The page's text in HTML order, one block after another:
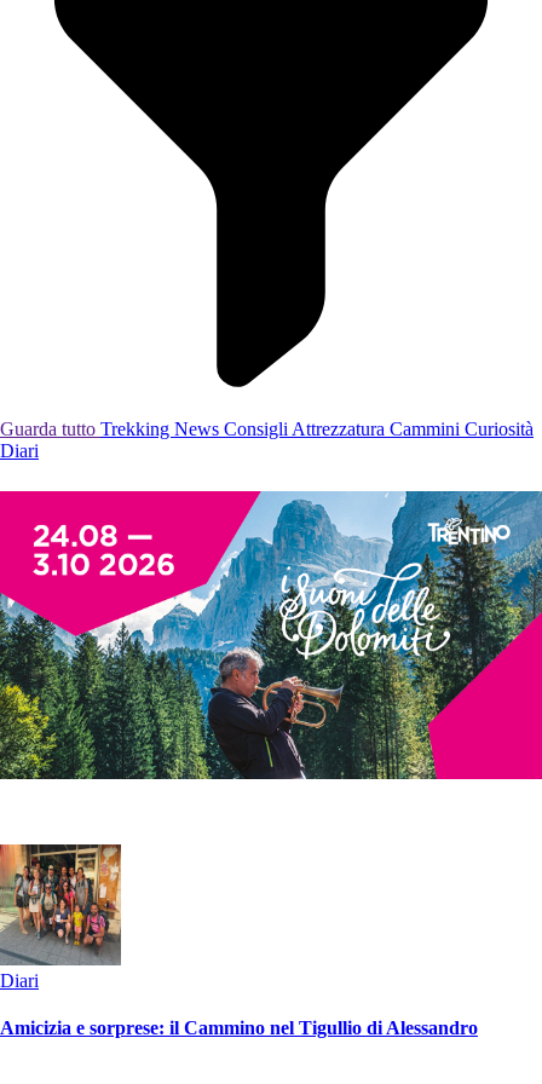
Guarda tutto Trekking News Consigli Attrezzatura Cammini Curiosità
Diari
Diari
Amicizia e sorprese: il Cammino nel Tigullio di Alessandro